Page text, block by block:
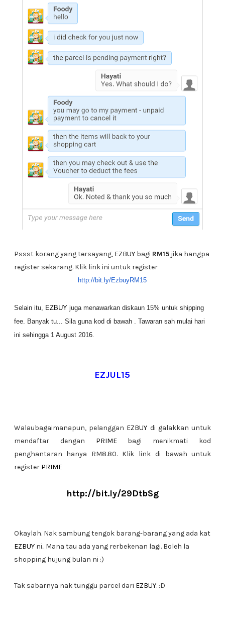
Pssst korang yang tersayang, EZBUYbagi RM15jika hangpa
register sekarang. Klik link ini untuk register
http://bit.ly/EzbuyRM15
Selain itu, EZBUYjuga menawarkan diskaun 15% untuk shipping
fee. Banyak tu... Sila guna kod di bawah . Tawaran sah mulai hari
ini sehingga 1 August 2016.
EZJUL15
Walaubagaimanapun, pelanggan EZBUY di galakkan untuk
mendaftar dengan PRIMEbagi menikmati kod
penghantaran hanya RM8.80. Klik link di bawah untuk
register PRIME
http://bit.ly/29DtbSg
Okaylah. Nak sambung tengok barang-barang yang ada kat
EZBUYni.. Mana tau ada yang rerbekenan lagi. Boleh la
shopping hujung bulan ni :)
Tak sabarnya nak tunggu parcel dari EZBUY. :D